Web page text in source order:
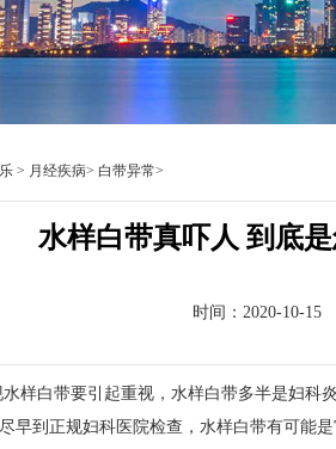
> 月经疾病> 白带异常>
水样白带真吓人 到底
时间：2020-10-15
样白带要引起重视，水样白带多半是妇科
早到正规妇科医院检查，水样白带有可能